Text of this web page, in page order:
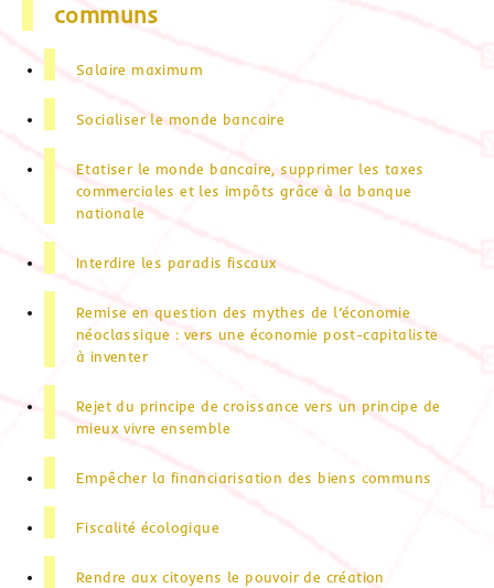
communs
Salaire maximum
Socialiser le monde bancaire
Etatiser le monde bancaire, supprimer les taxes
commerciales et les impôts grâce à la banque
nationale
Interdire les paradis fiscaux
Remise en question des mythes de l’économie
néoclassique : vers une économie post-capitaliste
à inventer
Rejet du principe de croissance vers un principe de
mieux vivre ensemble
Empêcher la financiarisation des biens communs
Fiscalité écologique
Rendre aux citoyens le pouvoir de création